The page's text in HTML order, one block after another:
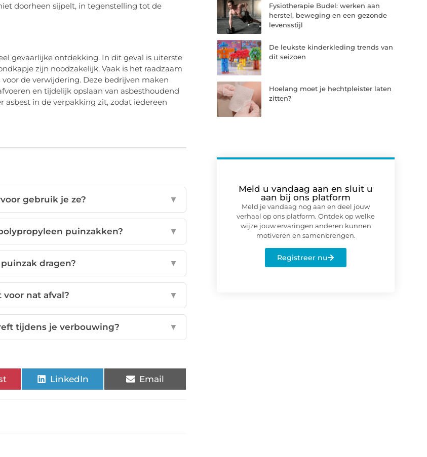
doorheen sijpelt, in tegenstelling tot de
gevaarlijke ontdekking. In dit geval is uiterste
zijn noodzakelijk. Vaak is het raadzaam
de verwijdering. Deze bedrijven maken
en tijdelijk opslaan van asbesthoudend
in de verpakking zit, zodat iedereen
gebruik je ze? ▼
puinzakken? ▼
dragen? ▼
nat afval? ▼
tijdens je verbouwing? ▼
LinkedIn Email
Fysiotherapie Budel: werken aan
herstel, beweging en een gezonde
levensstijl
De leukste kinderkleding trends van
dit seizoen
Hoelang moet je hechtpleister laten
zitten?
Meld u vandaag aan en sluit u
aan bij ons platform
Meld je vandaag nog aan en deel jouw
verhaal op ons platform. Ontdek op welke
wijze jouw ervaringen anderen kunnen
motiveren en samenbrengen.
Registreer nu